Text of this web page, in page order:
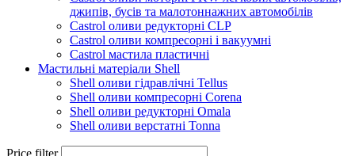
джипів, бусів та малотоннажних автомобілів
Castrol оливи редукторні CLP
Castrol оливи компресорні і вакуумні
Castrol мастила пластичні
Мастильні матеріали Shell
Shell оливи гідравлічні Tellus
Shell оливи компресорні Corena
Shell оливи редукторні Omala
Shell оливи верстатні Tonna
Price filter